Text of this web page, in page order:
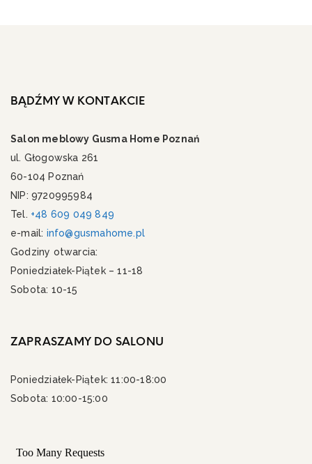
BĄDŹMY W KONTAKCIE
Salon meblowy Gusma Home Poznań
ul. Głogowska 261
60-104 Poznań
NIP: 9720995984
Tel. +48 609 049 849
e-mail: info@gusmahome.pl
Godziny otwarcia:
Poniedziałek-Piątek – 11-18
Sobota: 10-15
ZAPRASZAMY DO SALONU
Poniedziałek-Piątek: 11:00-18:00
Sobota: 10:00-15:00